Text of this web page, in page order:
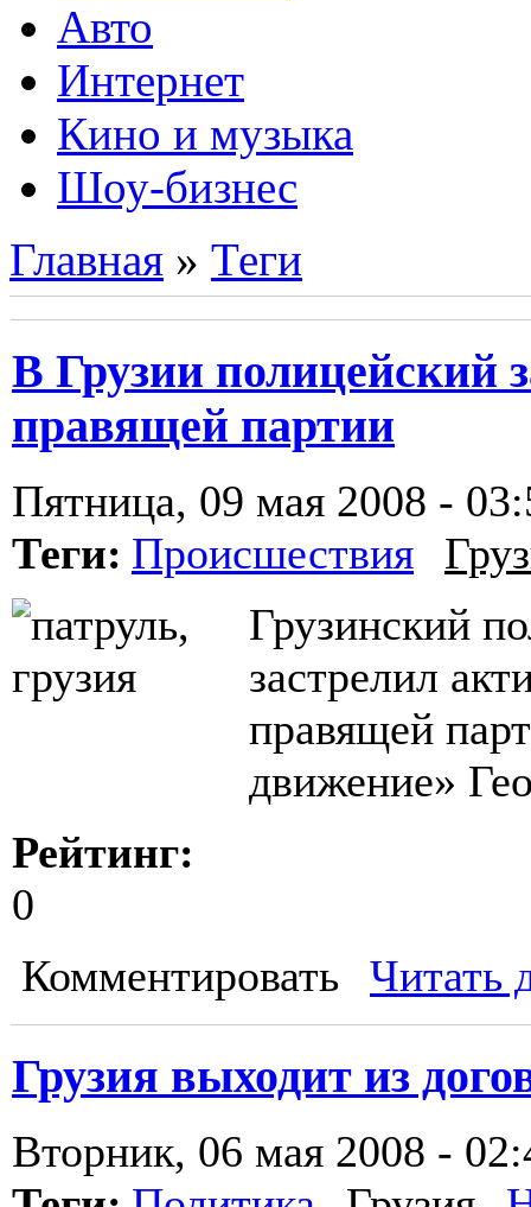
Авто
Интернет
Кино и музыка
Шоу-бизнес
Главная » Теги
В Грузии полицейский
правящей партии
Пятница, 09 мая 2008 -
Теги: Происшествия
Грузинский
застрелил
правящей
движение»
Рейтинг:
0
Комментировать
Читать
Грузия выходит из
Вторник, 06 мая 2008 -